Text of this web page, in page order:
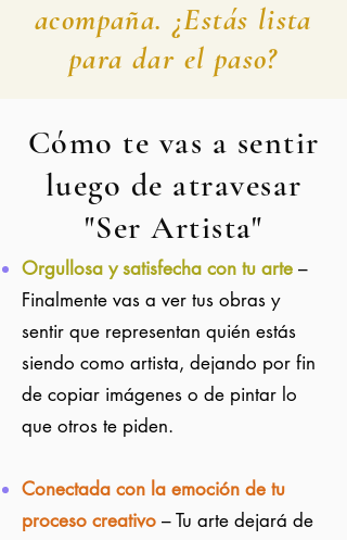
acompaña. ¿Estás lista
para dar el paso?
Cómo te vas a sentir
luego de atravesar
"Ser Artista"
Orgullosa y satisfecha con tu arte –
Finalmente vas a ver tus obras y
sentir que representan quién estás
siendo como artista, dejando por fin
de copiar imágenes o de pintar lo
que otros te piden.
Conectada con la emoción de tu
proceso creativo – Tu arte dejará de